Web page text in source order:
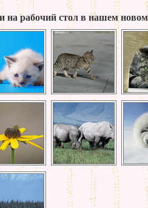
на рабочий стол в нашем